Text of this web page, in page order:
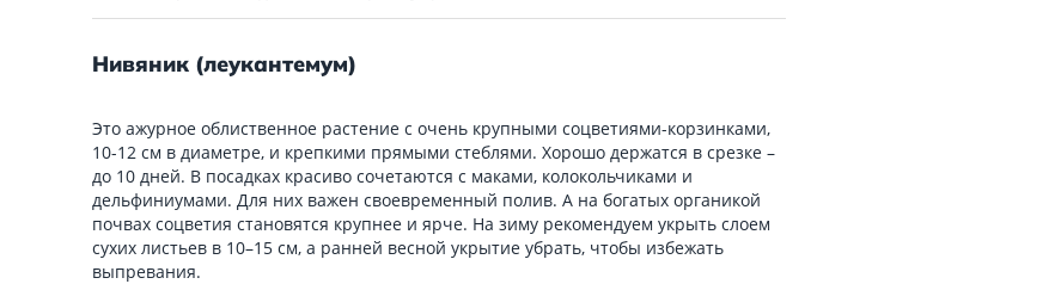
Нивяник (леукантемум)
Это ажурное облиственное растение с очень крупными соцветиями-корзинками,
10-12 см в диаметре, и крепкими прямыми стеблями. Хорошо держатся в срезке –
до 10 дней. В посадках красиво сочетаются с маками, колокольчиками и
дельфиниумами. Для них важен своевременный полив. А на богатых органикой
почвах соцветия становятся крупнее и ярче. На зиму рекомендуем укрыть слоем
сухих листьев в 10–15 см, а ранней весной укрытие убрать, чтобы избежать
выпревания.